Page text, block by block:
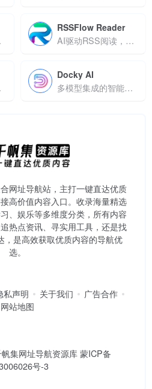
具
RSSFlow Reader
AI驱动RSS阅读，智能摘要与多视图提升效率
译
Docky AI
多模型集成的智能浏览器助手，实时提升工作与创作效率
网址导航站，主打一键直达优质
高价值内容入口。​收录海量精选
、娱乐等多维度分类，所有内容
热点资讯、寻实用工具，还是找
，是高效获取优质内容的导航优
选。
私声明 关于我们
广告合作
网站地图
集网址导航资源库蒙ICP备
号-3